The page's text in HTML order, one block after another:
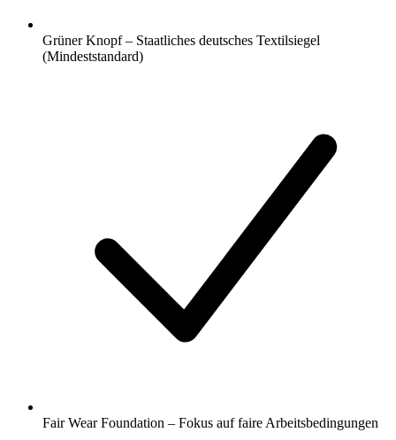
Grüner Knopf – Staatliches deutsches Textilsiegel
(Mindeststandard)
Fair Wear Foundation – Fokus auf faire Arbeitsbedingungen